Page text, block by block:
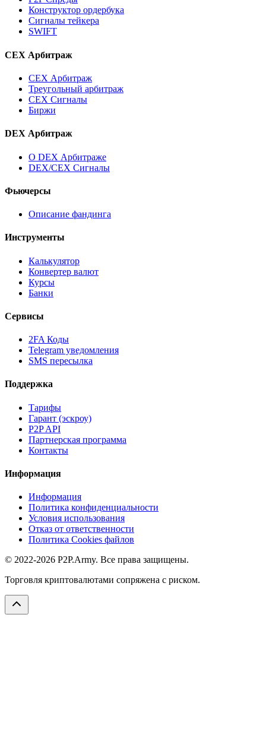
Конструктор ордербука
Сигналы тейкера
SWIFT
CEX Арбитраж
CEX Арбитраж
Треугольный арбитраж
CEX Сигналы
Биржи
DEX Арбитраж
О DEX Арбитраже
DEX/CEX Сигналы
Фьючерсы
Описание фандинга
Инструменты
Калькулятор
Конвертер валют
Курсы
Банки
Сервисы
2FA Коды
Telegram уведомления
SMS пересылка
Поддержка
Тарифы
Гарант (эскроу)
P2P API
Партнерская программа
Контакты
Информация
Информация
Политика конфиденциальности
Условия использования
Отказ от ответственности
Политика Cookies файлов
© 2022-2026 P2P.Army. Все права защищены.
Торговля криптовалютами сопряжена с риском.